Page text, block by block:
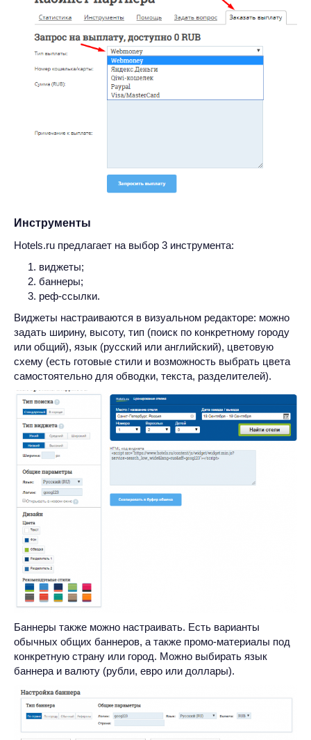
Инструменты
Hotels.ru предлагает на выбор 3 инструмента:
виджеты;
баннеры;
реф-ссылки.
Виджеты настраиваются в визуальном редакторе: можно
задать ширину, высоту, тип (поиск по конкретному городу
или общий), язык (русский или английский), цветовую
схему (есть готовые стили и возможность выбрать цвета
самостоятельно для обводки, текста, разделителей).
Баннеры также можно настраивать. Есть варианты
обычных общих баннеров, а также промо-материалы под
конкретную страну или город. Можно выбирать язык
баннера и валюту (рубли, евро или доллары).